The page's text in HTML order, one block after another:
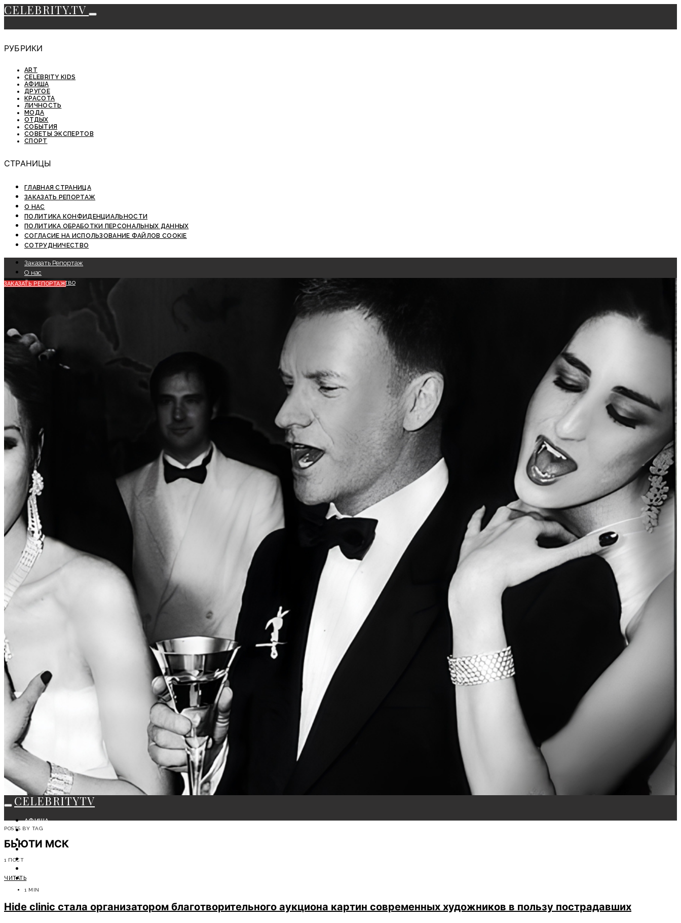
CELEBRITY.TV
РУБРИКИ
ART
CELEBRITY KIDS
АФИША
ДРУГОЕ
КРАСОТА
ЛИЧНОСТЬ
МОДА
ОТДЫХ
СОБЫТИЯ
СОВЕТЫ ЭКСПЕРТОВ
СПОРТ
СТРАНИЦЫ
ГЛАВНАЯ СТРАНИЦА
ЗАКАЗАТЬ РЕПОРТАЖ
О НАС
ПОЛИТИКА КОНФИДЕНЦИАЛЬНОСТИ
ПОЛИТИКА ОБРАБОТКИ ПЕРСОНАЛЬНЫХ ДАННЫХ
СОГЛАСИЕ НА ИСПОЛЬЗОВАНИЕ ФАЙЛОВ COOKIE
СОТРУДНИЧЕСТВО
Заказать Репортаж
О нас
Сотрудничество
ЗАКАЗАТЬ РЕПОРТАЖ
CELEBRITYTV
АФИША
СОБЫТИЯ
КРАСОТА
МОДА
СОВЕТЫ ЭКСПЕРТОВ
POSTS BY TAG
БЬЮТИ МСК
1 ПОСТ
ЧИТАТЬ
1 MIN
Hide clinic стала организатором благотворительного аукциона картин современных художников в пользу пострадавших